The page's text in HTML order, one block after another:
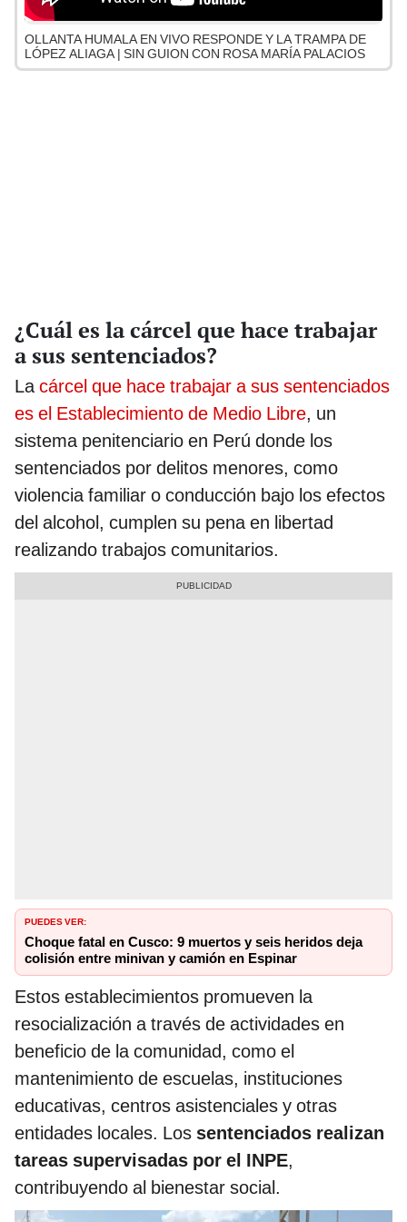
OLLANTA HUMALA EN VIVO RESPONDE Y LA TRAMPA DE
LÓPEZ ALIAGA | SIN GUION CON ROSA MARÍA PALACIOS
¿Cuál es la cárcel que hace trabajar
a sus sentenciados?
Lacárcel que hace trabajar a sus sentenciados
es el Establecimiento de Medio Libre, un
sistema penitenciario en Perú donde los
sentenciados por delitos menores, como
violencia familiar o conducción bajo los efectos
del alcohol, cumplen su pena en libertad
realizando trabajos comunitarios.
PUEDES VER:
Choque fatal en Cusco: 9 muertos y seis heridos deja
colisión entre minivan y camión en Espinar
Estos establecimientos promueven la
resocialización a través de actividades en
beneficio de la comunidad, como el
mantenimiento de escuelas, instituciones
educativas, centros asistenciales y otras
entidades locales. Los sentenciados realizan
tareas supervisadas por el INPE,
contribuyendo al bienestar social.